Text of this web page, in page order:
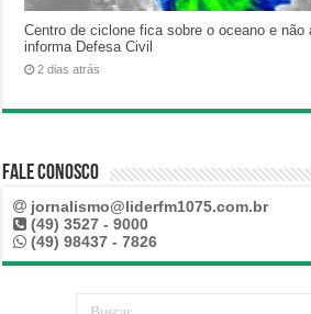
Centro de ciclone fica sobre o oceano e não
informa Defesa Civil
2 dias atrás
Fale Conosco
jornalismo@liderfm1075.com.br
(49) 3527 - 9000
(49) 98437 - 7826